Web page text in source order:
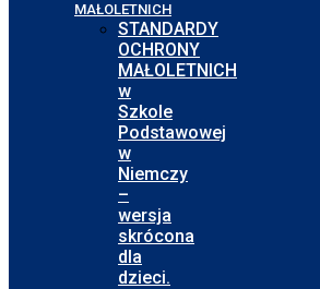
MAŁOLETNICH
STANDARDY
OCHRONY
MAŁOLETNICH
w
Szkole
Podstawowej
w
Niemczy
–
wersja
skrócona
dla
dzieci.